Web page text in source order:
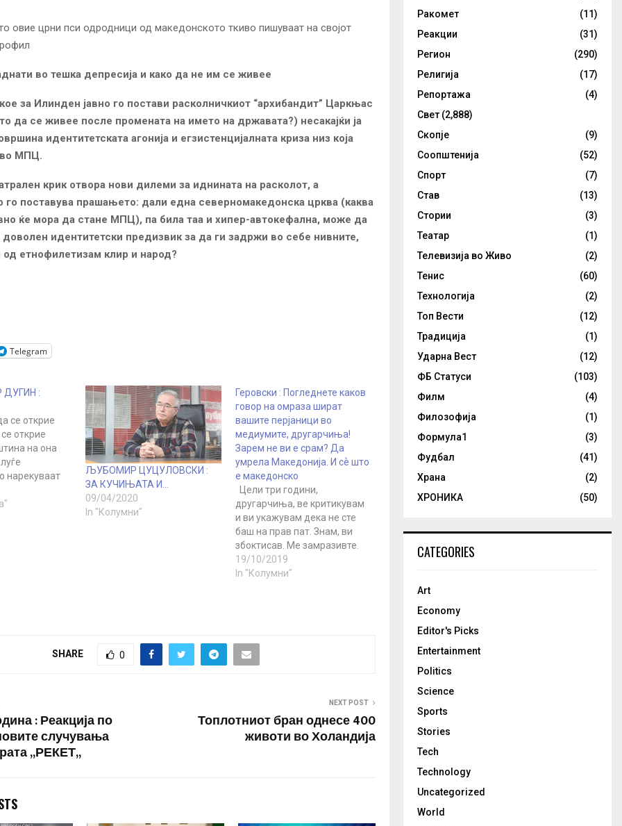
овие црни пси одродници од македонското ткиво пишуваат на својот
во тешка депресија и како да не им се живее
за Илинден јавно го постави расколничкиот “архибандит” Царкњас
да се живее после промената на името на државата?) несакајќи ја
идентитетската агонија и егзистенцијалната криза низ која
во МПЦ.
крик отвора нови дилеми за иднината на расколот, а
го поставува прашањето: дали една северномакедонска црква (каква
ќе мора да стане МПЦ), па била таа и хипер-автокефална, може да
доволен идентитетски предизвик за да ги задржи во себе нивните,
етнофилетизам клир и народ?
Telegram
:
се открие
открие
на она
нарекуваат
збунивме со
ЉУБОМИР ЦУЦУЛОВСКИ :
ЗА КУЧИЊАТА И…
09/04/2020
In "Колумни"
Геровски : Погледнете каков
говор на омраза шират
вашите перјаници во
медиумите, другарчиња!
Зарем не ви е срам? Да
умрела Македонија. И сѐ што
е македонско
Цели три години,
другарчиња, ве критикувам
и ви укажувам дека не сте
баш на прав пат. Знам, ви
збоктисав. Ме замразивте.
Но сега, после фијаското во
Брисел, можеби ќе сфатите
19/10/2019
In "Колумни"
SHARE 0
: Реакција по
случувања
,,РЕКЕТ,,
NEXT POST
Топлотниот бран однесе 400
животи во Холандија
Ракомет
(11)
Реакции
(31)
Регион
(290)
Религија
(17)
Репортажа
(4)
Свет (2,888)
Скопје
(9)
Соопштенија
(52)
Спорт
(7)
Став
(13)
Стории
(3)
Театар
(1)
Телевизија во Живо
(2)
Тенис
(60)
Технологија
(2)
Топ Вести
(12)
Традиција
(1)
Ударна Вест
(12)
ФБ Статуси
(103)
Филм
(4)
Филозофија
(1)
Формула1
(3)
Фудбал
(41)
Храна
(2)
ХРОНИКА
(50)
CATEGORIES
Art
Economy
Editor's Picks
Entertainment
Politics
Science
Sports
Stories
Tech
Technology
Uncategorized
World